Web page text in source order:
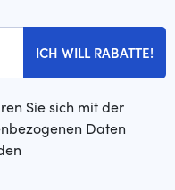
ICH WILL RABATTE!
Sie sich mit der
Daten